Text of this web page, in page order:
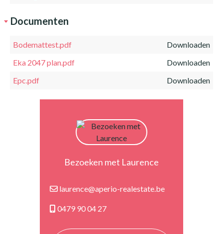
Documenten
Bodemattest.pdf
Downloaden
Eka 2047 plan.pdf
Downloaden
Epc.pdf
Downloaden
Bezoeken met Laurence
laurence@aperio-realestate.be
0479 90 04 27